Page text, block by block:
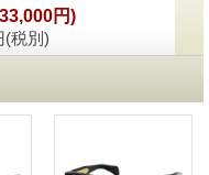
(税別)
円)